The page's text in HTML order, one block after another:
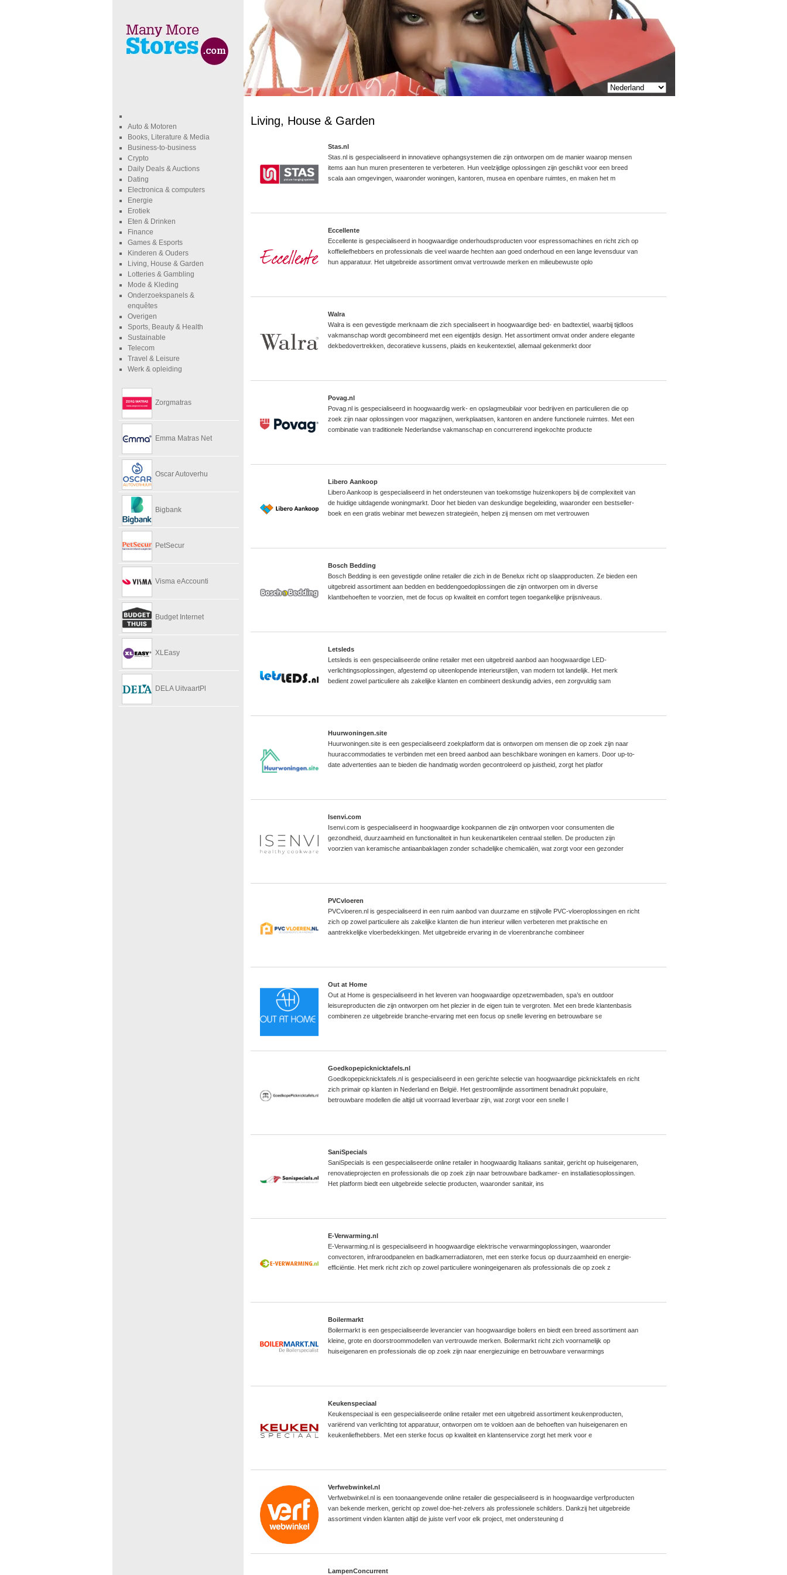
Living, House & Garden
Stas.nl
Stas.nl is gespecialiseerd in innovatieve ophangsystemen die zijn ontworpen om de manier waarop mensen
items aan hun muren presenteren te verbeteren. Hun veelzijdige oplossingen zijn geschikt voor een breed
scala aan omgevingen, waaronder woningen, kantoren, musea en openbare ruimtes, en maken het m
Eccellente
Eccellente is gespecialiseerd in hoogwaardige onderhoudsproducten voor espressomachines en richt zich op
koffieliefhebbers en professionals die veel waarde hechten aan goed onderhoud en een lange levensduur van
hun apparatuur. Het uitgebreide assortiment omvat vertrouwde merken en milieubewuste oplo
Walra
Walra is een gevestigde merknaam die zich specialiseert in hoogwaardige bed- en badtextiel, waarbij tijdloos
vakmanschap wordt gecombineerd met een eigentijds design. Het assortiment omvat onder andere elegante
dekbedovertrekken, decoratieve kussens, plaids en keukentextiel, allemaal gekenmerkt door
Povag.nl
Povag.nl is gespecialiseerd in hoogwaardig werk- en opslagmeubilair voor bedrijven en particulieren die op
zoek zijn naar oplossingen voor magazijnen, werkplaatsen, kantoren en andere functionele ruimtes. Met een
combinatie van traditionele Nederlandse vakmanschap en concurrerend ingekochte producte
Libero Aankoop
Libero Aankoop is gespecialiseerd in het ondersteunen van toekomstige huizenkopers bij de complexiteit van
de huidige uitdagende woningmarkt. Door het bieden van deskundige begeleiding, waaronder een bestseller-
boek en een gratis webinar met bewezen strategieën, helpen zij mensen om met vertrouwen
Bosch Bedding
Bosch Bedding is een gevestigde online retailer die zich in de Benelux richt op slaapproducten. Ze bieden een
uitgebreid assortiment aan bedden en beddengoedoplossingen die zijn ontworpen om in diverse
klantbehoeften te voorzien, met de focus op kwaliteit en comfort tegen toegankelijke prijsniveaus.
Letsleds
Letsleds is een gespecialiseerde online retailer met een uitgebreid aanbod aan hoogwaardige LED-
verlichtingsoplossingen, afgestemd op uiteenlopende interieurstijlen, van modern tot landelijk. Het merk
bedient zowel particuliere als zakelijke klanten en combineert deskundig advies, een zorgvuldig sam
Huurwoningen.site
Huurwoningen.site is een gespecialiseerd zoekplatform dat is ontworpen om mensen die op zoek zijn naar
huuraccommodaties te verbinden met een breed aanbod aan beschikbare woningen en kamers. Door up-to-
date advertenties aan te bieden die handmatig worden gecontroleerd op juistheid, zorgt het platfor
Isenvi.com
Isenvi.com is gespecialiseerd in hoogwaardige kookpannen die zijn ontworpen voor consumenten die
gezondheid, duurzaamheid en functionaliteit in hun keukenartikelen centraal stellen. De producten zijn
voorzien van keramische antiaanbaklagen zonder schadelijke chemicaliën, wat zorgt voor een gezonder
PVCvloeren
PVCvloeren.nl is gespecialiseerd in een ruim aanbod van duurzame en stijlvolle PVC-vloeroplossingen en richt
zich op zowel particuliere als zakelijke klanten die hun interieur willen verbeteren met praktische en
aantrekkelijke vloerbedekkingen. Met uitgebreide ervaring in de vloerenbranche combineer
Out at Home
Out at Home is gespecialiseerd in het leveren van hoogwaardige opzetzwembaden, spa’s en outdoor
leisureproducten die zijn ontworpen om het plezier in de eigen tuin te vergroten. Met een brede klantenbasis
combineren ze uitgebreide branche-ervaring met een focus op snelle levering en betrouwbare se
Goedkopepicknicktafels.nl
Goedkopepicknicktafels.nl is gespecialiseerd in een gerichte selectie van hoogwaardige picknicktafels en richt
zich primair op klanten in Nederland en België. Het gestroomlijnde assortiment benadrukt populaire,
betrouwbare modellen die altijd uit voorraad leverbaar zijn, wat zorgt voor een snelle l
SaniSpecials
SaniSpecials is een gespecialiseerde online retailer in hoogwaardig Italiaans sanitair, gericht op huiseigenaren,
renovatieprojecten en professionals die op zoek zijn naar betrouwbare badkamer- en installatiesoplossingen.
Het platform biedt een uitgebreide selectie producten, waaronder sanitair, ins
E-Verwarming.nl
E-Verwarming.nl is gespecialiseerd in hoogwaardige elektrische verwarmingoplossingen, waaronder
convectoren, infraroodpanelen en badkamerradiatoren, met een sterke focus op duurzaamheid en energie-
efficiëntie. Het merk richt zich op zowel particuliere woningeigenaren als professionals die op zoek z
Boilermarkt
Boilermarkt is een gespecialiseerde leverancier van hoogwaardige boilers en biedt een breed assortiment aan
kleine, grote en doorstroommodellen van vertrouwde merken. Boilermarkt richt zich voornamelijk op
huiseigenaren en professionals die op zoek zijn naar energiezuinige en betrouwbare verwarmings
Keukenspeciaal
Keukenspeciaal is een gespecialiseerde online retailer met een uitgebreid assortiment keukenproducten,
variërend van verlichting tot apparatuur, ontworpen om te voldoen aan de behoeften van huiseigenaren en
keukenliefhebbers. Met een sterke focus op kwaliteit en klantenservice zorgt het merk voor e
Verfwebwinkel.nl
Verfwebwinkel.nl is een toonaangevende online retailer die gespecialiseerd is in hoogwaardige verfproducten
van bekende merken, gericht op zowel doe-het-zelvers als professionele schilders. Dankzij het uitgebreide
assortiment vinden klanten altijd de juiste verf voor elk project, met ondersteuning d
LampenConcurrent
Auto & Motoren
Books, Literature & Media
Business-to-business
Crypto
Daily Deals & Auctions
Dating
Electronica & computers
Energie
Erotiek
Eten & Drinken
Finance
Games & Esports
Kinderen & Ouders
Living, House & Garden
Lotteries & Gambling
Mode & Kleding
Onderzoekspanels &
enquêtes
Overigen
Sports, Beauty & Health
Sustainable
Telecom
Travel & Leisure
Werk & opleiding
Zorgmatras
Emma Matras Net
Oscar Autoverhu
Bigbank
PetSecur
Visma eAccounti
Budget Internet
XLEasy
DELA UitvaartPl